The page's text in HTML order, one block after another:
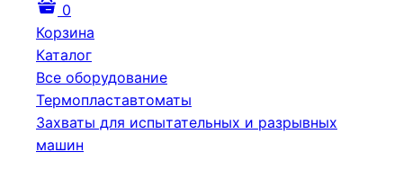
0
Корзина
Каталог
Все оборудование
Термопластавтоматы
Захваты для испытательных и разрывных
машин